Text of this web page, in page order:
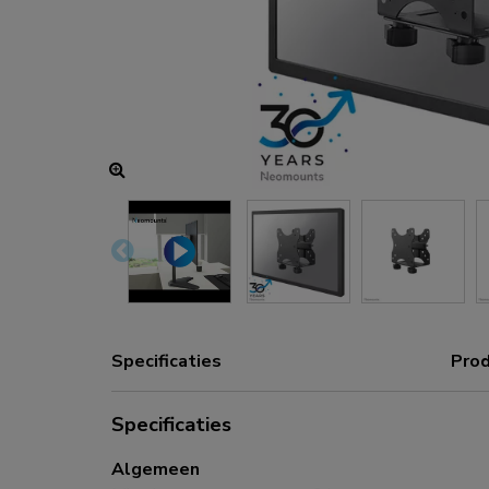
Specificaties
Specificaties
Algemeen